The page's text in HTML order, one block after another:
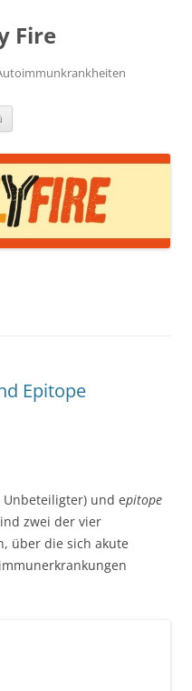
Fire
Epitope
und epitope
zwei der vier
über die sich akute